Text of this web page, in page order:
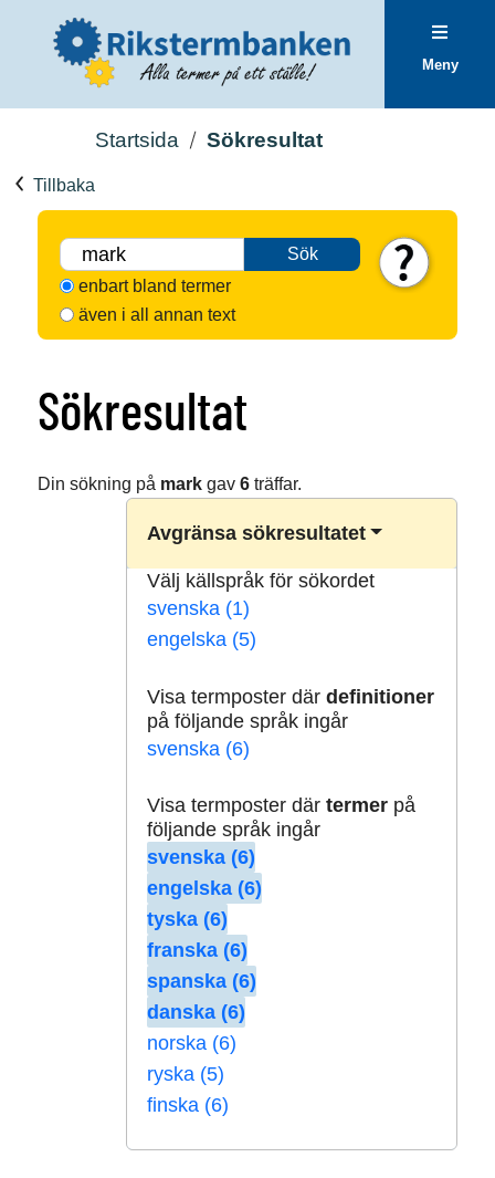
Meny
Startsida Sökresultat
Tillbaka
Sök
enbart bland termer
även i all annan text
Sökresultat
Din sökning på markgav 6träffar.
Avgränsa sökresultatet
Välj källspråk för sökordet
svenska (1)
engelska (5)
Visa termposter där definitioner
på följande språk ingår
svenska (6)
Visa termposter där termerpå
följande språk ingår
svenska (6)
engelska (6)
tyska (6)
franska (6)
spanska (6)
danska (6)
norska (6)
ryska (5)
finska (6)